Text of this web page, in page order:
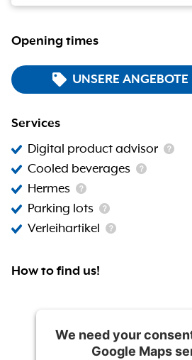
Opening times
UNSERE
Services
Digital product advisor
Cooled beverages
Hermes
Parking lots
Verleihartikel
How to find us!
We need your
Google Maps